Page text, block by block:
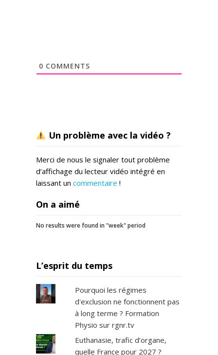
0 COMMENTS
Un problème avec la vidéo ?
Merci de nous le signaler tout problème
d’affichage du lecteur vidéo intégré en
laissant un commentaire !
On a aimé
No results were found in "week" period
L’esprit du temps
Pourquoi les régimes
d'exclusion ne fonctionnent pas
à long terme ? Formation
Physio sur rgnr.tv
Euthanasie, trafic d’organe,
quelle France pour 2027 ?